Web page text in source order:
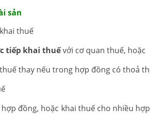
sản
thuế
tiếp khai thuếvới cơ quan thuế, hoặc
thay nếu trong hợp đồng có thoả
đồng, hoặc khai thuế cho nhiều